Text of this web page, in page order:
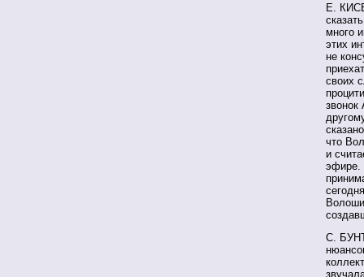
Е.
много
этих
не
своих
звонок
что
и
эфире.
С.